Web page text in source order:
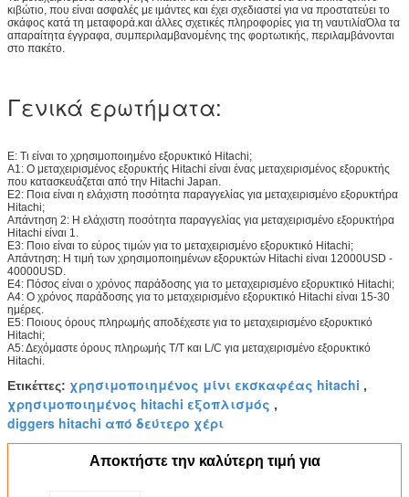
κιβώτιο, που είναι ασφαλές με ιμάντες και έχει σχεδιαστεί για να προστατεύει το
σκάφος κατά τη μεταφορά.και άλλες σχετικές πληροφορίες για τη ναυτιλίαΌλα τα
απαραίτητα έγγραφα, συμπεριλαμβανομένης της φορτωτικής, περιλαμβάνονται
στο πακέτο.
Γενικά ερωτήματα:
Ε: Τι είναι το χρησιμοποιημένο εξορυκτικό Hitachi;
Α1: Ο μεταχειρισμένος εξορυκτής Hitachi είναι ένας μεταχειρισμένος εξορυκτής
που κατασκευάζεται από την Hitachi Japan.
Ε2: Ποια είναι η ελάχιστη ποσότητα παραγγελίας για μεταχειρισμένο εξορυκτήρα
Hitachi;
Απάντηση 2: Η ελάχιστη ποσότητα παραγγελίας για μεταχειρισμένο εξορυκτήρα
Hitachi είναι 1.
Ε3: Ποιο είναι το εύρος τιμών για το μεταχειρισμένο εξορυκτικό Hitachi;
Απάντηση: Η τιμή των χρησιμοποιημένων εξορυκτών Hitachi είναι 12000USD -
40000USD.
Ε4: Πόσος είναι ο χρόνος παράδοσης για το μεταχειρισμένο εξορυκτικό Hitachi;
Α4: Ο χρόνος παράδοσης για το μεταχειρισμένο εξορυκτικό Hitachi είναι 15-30
ημέρες.
Ε5: Ποιους όρους πληρωμής αποδέχεστε για το μεταχειρισμένο εξορυκτικό
Hitachi;
Α5: Δεχόμαστε όρους πληρωμής T/T και L/C για μεταχειρισμένο εξορυκτικό
Hitachi.
Ετικέττες: χρησιμοποιημένος μίνι εκσκαφέας hitachi ,
χρησιμοποιημένος hitachi εξοπλισμός ,
diggers hitachi από δεύτερο χέρι
Αποκτήστε την καλύτερη τιμή για